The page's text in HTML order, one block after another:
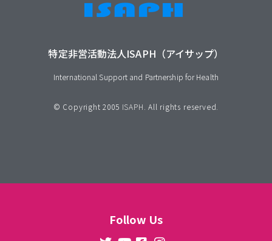
特定非営活動法人ISAPH（アイサップ）
International Support and Partnership for Health
© Copyright 2005 ISAPH. All rights reserved.
Follow Us